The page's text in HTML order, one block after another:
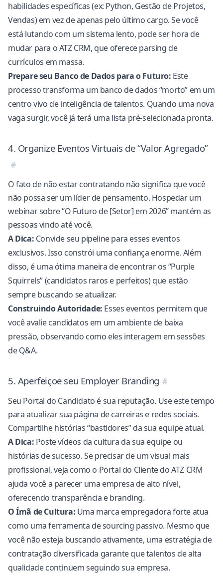
habilidades específicas (ex: Python, Gestão de Projetos,
Vendas) em vez de apenas pelo último cargo. Se você
está lutando com um sistema lento, pode ser hora de
mudar para o ATZ CRM, que oferece parsing de
currículos em massa.
Prepare seu Banco de Dados para o Futuro: Este
processo transforma um banco de dados “morto” em um
centro vivo de inteligência de talentos. Quando uma nova
vaga surgir, você já terá uma lista pré-selecionada pronta.
4. Organize Eventos Virtuais de “Valor Agregado”
O fato de não estar contratando não significa que você
não possa ser um líder de pensamento. Hospedar um
webinar sobre “O Futuro de [Setor] em 2026” mantém as
pessoas vindo até você.
A Dica: Convide seu pipeline para esses eventos
exclusivos. Isso constrói uma confiança enorme. Além
disso, é uma ótima maneira de encontrar os “Purple
Squirrels” (candidatos raros e perfeitos) que estão
sempre buscando se atualizar.
Construindo Autoridade: Esses eventos permitem que
você avalie candidatos em um ambiente de baixa
pressão, observando como eles interagem em sessões
de Q&A.
5. Aperfeiçoe seu Employer Branding
Seu Portal do Candidato é sua reputação. Use este tempo
para atualizar sua página de carreiras e redes sociais.
Compartilhe histórias “bastidores” da sua equipe atual.
A Dica: Poste vídeos da cultura da sua equipe ou
histórias de sucesso. Se precisar de um visual mais
profissional, veja como o Portal do Cliente do ATZ CRM
ajuda você a parecer uma empresa de alto nível,
oferecendo transparência e branding.
O Ímã de Cultura: Uma marca empregadora forte atua
como uma ferramenta de sourcing passivo. Mesmo que
você não esteja buscando ativamente, uma estratégia de
contratação diversificada garante que talentos de alta
qualidade continuem seguindo sua empresa.